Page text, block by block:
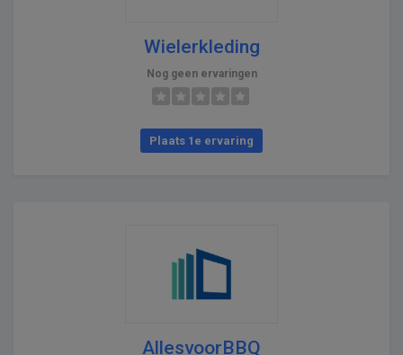
Wielerkleding
Nog geen ervaringen
Plaats 1e ervaring
AllesvoorBBQ